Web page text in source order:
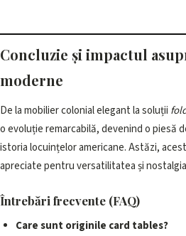
Concluzie și impactul
moderne
De la mobilier colonial elegant la soluții
o evoluție remarcabilă, devenind o piesă
istoria locuințelor americane. Astăzi,
apreciate pentru versatilitatea și
Întrebări frecvente (FAQ)
Care sunt originile card tables?